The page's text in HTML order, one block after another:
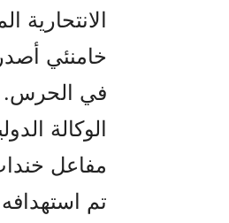
الانتحارية
خامنئي
في الحرس.
الوكالة
مفاعل
تم